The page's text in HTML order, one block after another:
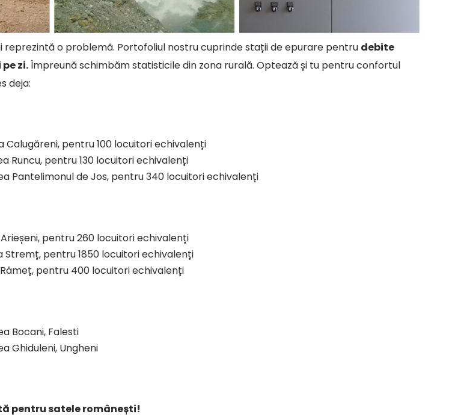
reprezintă o problemă. Portofoliul nostru cuprinde stații de epurare pentru debite
zi.Împreună schimbăm statisticile din zona rurală. Optează și tu pentru confortul
deja:
pentru 100 locuitori echivalenți
Runcu, pentru 130 locuitori echivalenți
Pantelimonul de Jos, pentru 340 locuitori echivalenți
pentru 260 locuitori echivalenți
pentru 1850 locuitori echivalenți
pentru 400 locuitori echivalenți
Bocani, Falesti
Ghiduleni, Ungheni
pentru satele românești!